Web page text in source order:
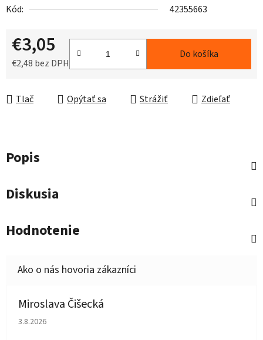
Kód:
42355663
€3,05
€2,48 bez DPH
Do košíka
Tlač Opýtať sa Strážiť Zdieľať
Popis
Diskusia
Hodnotenie
Miroslava Čišecká
Hodnotenie obchodu je 1 z 5 hviezdičiek.
3.8.2026